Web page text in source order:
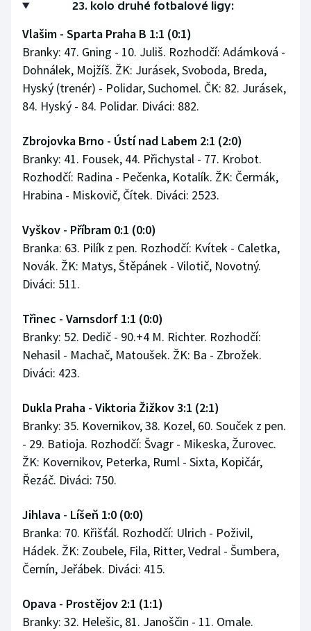
Stolní tenis
Veslování
Vodní slalom
Volejbal
Ostatní
23. kolo druhé fotbalové ligy:
Vlašim - Sparta Praha B 1:1 (0:1)
Branky: 47. Gning - 10. Juliš. Rozhodčí: Adámková -
Dohnálek, Mojžíš. ŽK: Jurásek, Svoboda, Breda,
Hyský (trenér) - Polidar, Suchomel. ČK: 82. Jurásek,
84. Hyský - 84. Polidar. Diváci: 882.
Zbrojovka Brno - Ústí nad Labem 2:1 (2:0)
Branky: 41. Fousek, 44. Přichystal - 77. Krobot.
Rozhodčí: Radina - Pečenka, Kotalík. ŽK: Čermák,
Hrabina - Miskovič, Čítek. Diváci: 2523.
Vyškov - Příbram 0:1 (0:0)
Branka: 63. Pilík z pen. Rozhodčí: Kvítek - Caletka,
Novák. ŽK: Matys, Štěpánek - Vilotič, Novotný.
Diváci: 511.
Třinec - Varnsdorf 1:1 (0:0)
Branky: 52. Dedič - 90.+4 M. Richter. Rozhodčí:
Nehasil - Machač, Matoušek. ŽK: Ba - Zbrožek.
Diváci: 423.
Dukla Praha - Viktoria Žižkov 3:1 (2:1)
Branky: 35. Kovernikov, 38. Kozel, 60. Souček z pen.
- 29. Batioja. Rozhodčí: Švagr - Mikeska, Žurovec.
ŽK: Kovernikov, Peterka, Ruml - Sixta, Kopičár,
Řezáč. Diváci: 750.
Jihlava - Líšeň 1:0 (0:0)
Branka: 70. Křišťál. Rozhodčí: Ulrich - Poživil,
Hádek. ŽK: Zoubele, Fila, Ritter, Vedral - Šumbera,
Černín, Jeřábek. Diváci: 415.
Opava - Prostějov 2:1 (1:1)
Branky: 32. Helešic, 81. Janoščin - 11. Omale.